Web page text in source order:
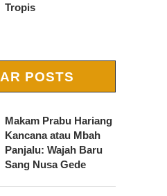
Tropis
POSTS
Makam Prabu Hariang
Kancana atau Mbah
Panjalu: Wajah Baru
Sang Nusa Gede